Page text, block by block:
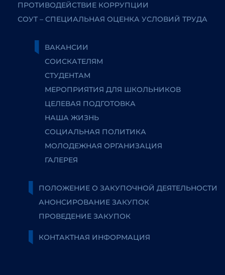
ПРОТИВОДЕЙСТВИЕ КОРРУПЦИИ
СОУТ – СПЕЦИАЛЬНАЯ ОЦЕНКА УСЛОВИЙ ТРУДА
ВАКАНСИИ
СОИСКАТЕЛЯМ
СТУДЕНТАМ
МЕРОПРИЯТИЯ ДЛЯ ШКОЛЬНИКОВ
ЦЕЛЕВАЯ ПОДГОТОВКА
НАША ЖИЗНЬ
СОЦИАЛЬНАЯ ПОЛИТИКА
МОЛОДЕЖНАЯ ОРГАНИЗАЦИЯ
ГАЛЕРЕЯ
ПОЛОЖЕНИЕ О ЗАКУПОЧНОЙ ДЕЯТЕЛЬНОСТИ
АНОНСИРОВАНИЕ ЗАКУПОК
ПРОВЕДЕНИЕ ЗАКУПОК
КОНТАКТНАЯ ИНФОРМАЦИЯ